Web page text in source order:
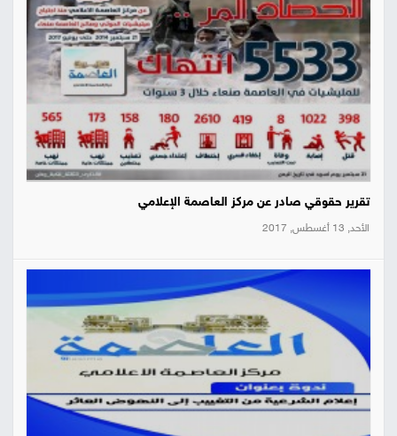
تقرير حقوقي صادر عن مركز العاصمة الإعلامي
الأحد, 13 أغسطس, 2017